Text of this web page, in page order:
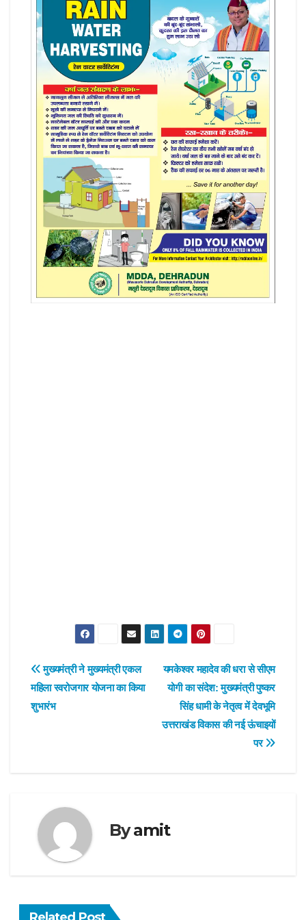
Post
navigation
यमकेश्वर महादेव की धरा से सीएम
योगी का संदेश: मुख्यमंत्री पुष्कर
सिंह धामी के नेतृत्व में देवभूमि
उत्तराखंड विकास की नई ऊंचाइयों
पर
मुख्यमंत्री ने मुख्यमंत्री एकल
महिला स्वरोजगार योजना का किया
शुभारंभ
Byamit